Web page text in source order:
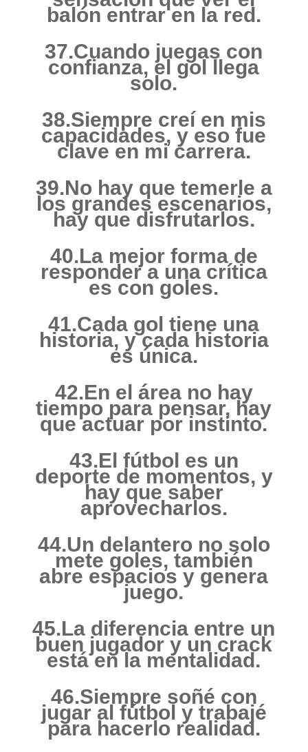
balón entrar en la red.
37.Cuando juegas con
confianza, el gol llega
solo.
38.Siempre creí en mis
capacidades, y eso fue
clave en mi carrera.
39.No hay que temerle a
los grandes escenarios,
hay que disfrutarlos.
40.La mejor forma de
responder a una crítica
es con goles.
41.Cada gol tiene una
historia, y cada historia
es única.
42.En el área no hay
tiempo para pensar, hay
que actuar por instinto.
43.El fútbol es un
deporte de momentos, y
hay que saber
aprovecharlos.
44.Un delantero no solo
mete goles, también
abre espacios y genera
juego.
45.La diferencia entre un
buen jugador y un crack
está en la mentalidad.
46.Siempre soñé con
jugar al fútbol y trabajé
para hacerlo realidad.